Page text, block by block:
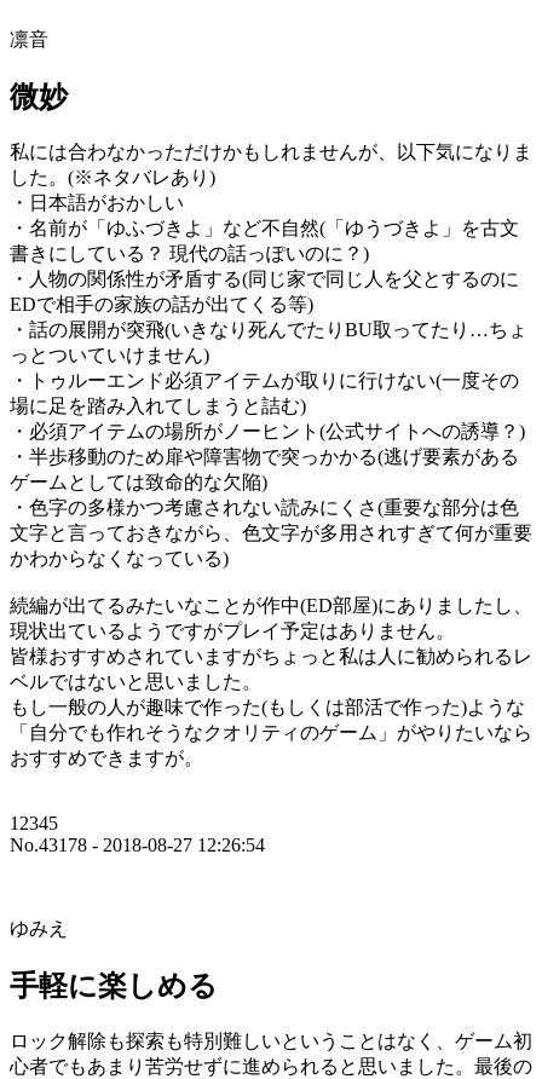
凛音
微妙
私には合わなかっただけかもしれませんが、以下気になりま
した。(※ネタバレあり)
・日本語がおかしい
・名前が「ゆふづきよ」など不自然(「ゆうづきよ」を古文
書きにしている？ 現代の話っぽいのに？)
・人物の関係性が矛盾する(同じ家で同じ人を父とするのに
EDで相手の家族の話が出てくる等)
・話の展開が突飛(いきなり死んでたりBU取ってたり…ちょ
っとついていけません)
・トゥルーエンド必須アイテムが取りに行けない(一度その
場に足を踏み入れてしまうと詰む)
・必須アイテムの場所がノーヒント(公式サイトへの誘導？)
・半歩移動のため扉や障害物で突っかかる(逃げ要素がある
ゲームとしては致命的な欠陥)
・色字の多様かつ考慮されない読みにくさ(重要な部分は色
文字と言っておきながら、色文字が多用されすぎて何が重要
かわからなくなっている)
続編が出てるみたいなことが作中(ED部屋)にありましたし、
現状出ているようですがプレイ予定はありません。
皆様おすすめされていますがちょっと私は人に勧められるレ
ベルではないと思いました。
もし一般の人が趣味で作った(もしくは部活で作った)ような
「自分でも作れそうなクオリティのゲーム」がやりたいなら
おすすめできますが。
12345
No.43178 - 2018-08-27 12:26:54
ゆみえ
手軽に楽しめる
ロック解除も探索も特別難しいということはなく、ゲーム初
心者でもあまり苦労せずに進められると思いました。最後の